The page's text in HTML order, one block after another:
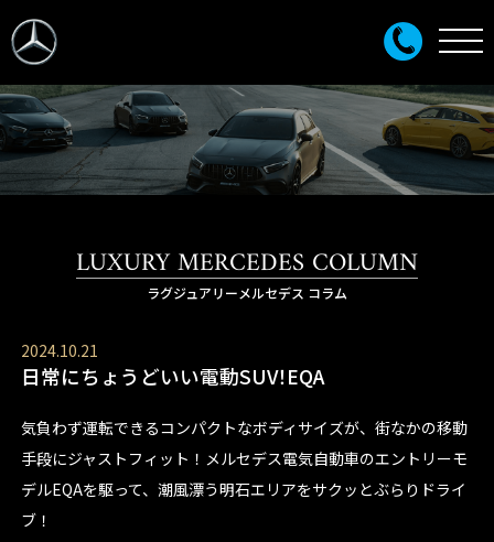
LUXURY MERCEDES COLUMN
ラグジュアリーメルセデス コラム
2024.10.21
日常にちょうどいい電動SUV！EQA
気負わず運転できるコンパクトなボディサイズが、街なかの移動
手段にジャストフィット！メルセデス電気自動車のエントリーモ
デルEQAを駆って、潮風漂う明石エリアをサクッとぶらりドライ
ブ！